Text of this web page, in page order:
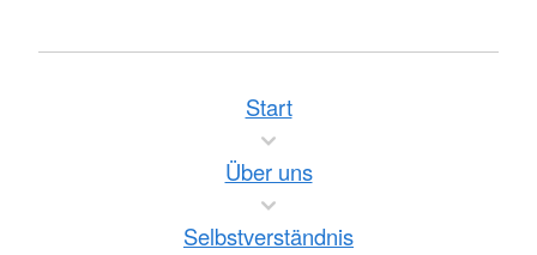
Start
Über uns
Selbstverständnis